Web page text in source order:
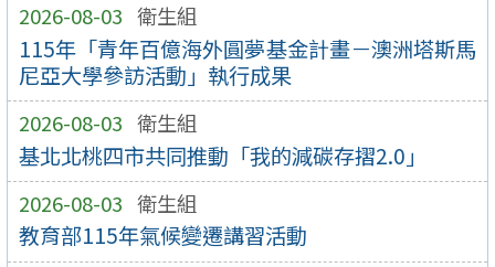
2026-08-03 衛生組
115年「青年百億海外圓夢基金計畫－澳洲塔斯馬
尼亞大學參訪活動」執行成果
2026-08-03 衛生組
基北北桃四市共同推動「我的減碳存摺2.0」
2026-08-03 衛生組
教育部115年氣候變遷講習活動